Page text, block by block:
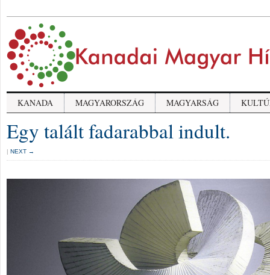
KANADA MAGYARORSZÁG MAGYARSÁG
Egy talált fadarabbal indult.
| NEXT →